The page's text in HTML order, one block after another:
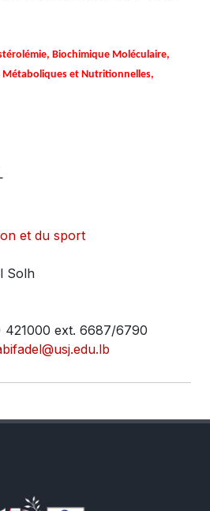
Biochimique Moléculaire,
Métaboliques et Nutritionnelles,
et du sport
Solh
421000 ext. 6687/6790